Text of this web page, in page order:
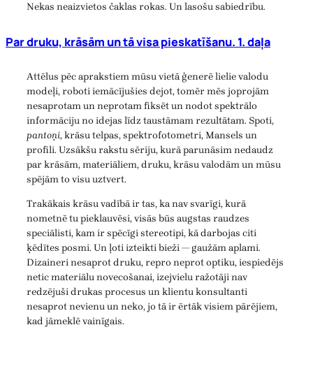
Nekas neaizvietos čaklas rokas. Un lasošu sabiedrību.
Par druku, krāsām un tā visa pieskatīšanu. 1. daļa
Attēlus pēc aprakstiem mūsu vietā ģenerē lielie valodu
modeļi, roboti iemācījušies dejot, tomēr mēs joprojām
nesaprotam un neprotam fiksēt un nodot spektrālo
informāciju no idejas līdz taustāmam rezultātam. Spoti,
pantoņi, krāsu telpas, spektrofotometri, Mansels un
profili. Uzsākšu rakstu sēriju, kurā parunāsim nedaudz
par krāsām, materiāliem, druku, krāsu valodām un mūsu
spējām to visu uztvert.
Trakākais krāsu vadībā ir tas, ka nav svarīgi, kurā
nometnē tu pieklauvēsi, visās būs augstas raudzes
speciālisti, kam ir spēcīgi stereotipi, kā darbojas citi
ķēdītes posmi. Un ļoti izteikti bieži — gaužām aplami.
Dizaineri nesaprot druku, repro neprot optiku, iespiedējs
netic materiālu novecošanai, izejvielu ražotāji nav
redzējuši drukas procesus un klientu konsultanti
nesaprot nevienu un neko, jo tā ir ērtāk visiem pārējiem,
kad jāmeklē vainīgais.